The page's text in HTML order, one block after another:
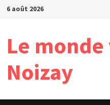
Passer
6 août 2026
Le monde
Noizay